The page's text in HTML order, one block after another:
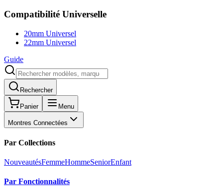
Compatibilité Universelle
20mm Universel
22mm Universel
Guide
Rechercher
Panier Menu
Montres Connectées
Par Collections
NouveautésFemmeHommeSeniorEnfant
Par Fonctionnalités